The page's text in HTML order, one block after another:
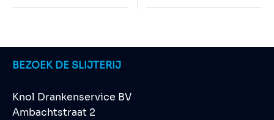
BEZOEK DE SLIJTERIJ
Knol Drankenservice BV
Ambachtstraat 2